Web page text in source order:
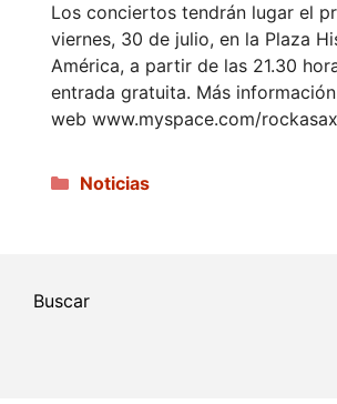
Los conciertos tendrán lugar el
viernes, 30 de julio, en la Plaza
América, a partir de las 21.30
entrada gratuita. Más
web www.myspace.com/
Categorías
Noticias
Buscar